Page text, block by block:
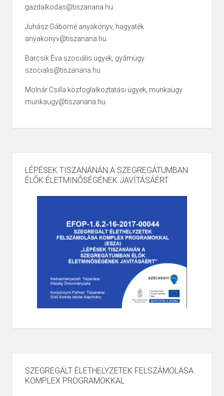
gazdalkodas@tiszanana.hu
Juhász Gáborné anyakönyv, hagyaték
anyakonyv@tiszanana.hu
Barcsik Éva szociális ügyek, gyámügy
szocialis@tiszanana.hu
Molnár Csilla közfoglalkoztatási ügyek, munkaügy
munkaugy@tiszanana.hu
LÉPÉSEK TISZANÁNÁN A SZEGREGÁTUMBAN
ÉLŐK ÉLETMINŐSÉGÉNEK JAVÍTÁSÁÉRT
SZEGREGÁLT ÉLETHELYZETEK FELSZÁMOLÁSA
KOMPLEX PROGRAMOKKAL